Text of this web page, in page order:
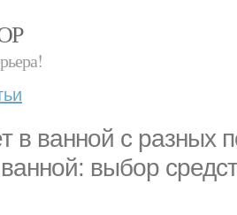
в ванной с разных
выбор